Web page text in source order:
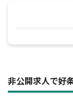
非公開求人で好